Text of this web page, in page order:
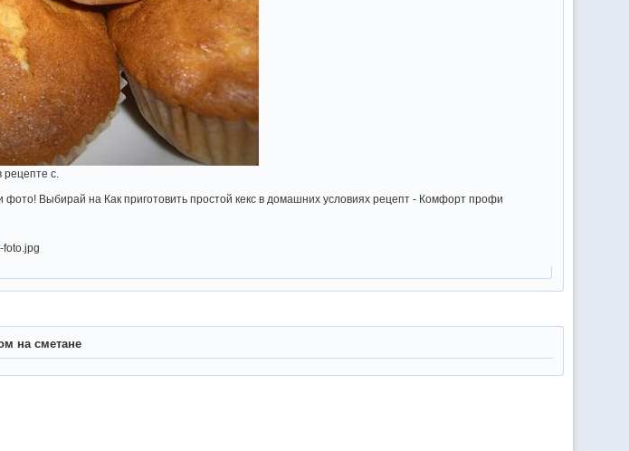
с.
Выбирай на Как приготовить простой кекс в домашних условиях рецепт - Комфорт профи
на сметане